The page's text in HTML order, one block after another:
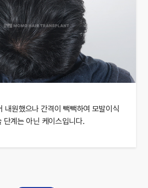
내원했으나 간격이 빽빽하여 모발이식
단계는 아닌 케이스입니다.